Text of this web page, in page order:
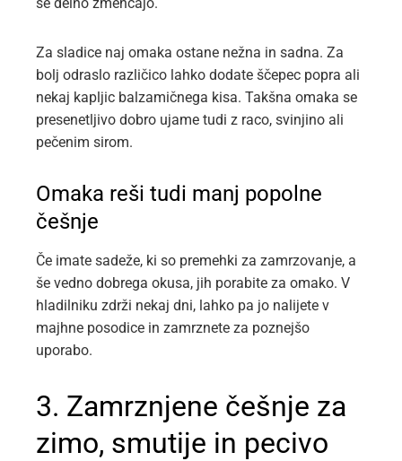
Za sladice naj omaka ostane nežna in sadna. Za
bolj odraslo različico lahko dodate ščepec popra ali
nekaj kapljic balzamičnega kisa. Takšna omaka se
presenetljivo dobro ujame tudi z raco, svinjino ali
pečenim sirom.
Omaka reši tudi manj popolne
češnje
Če imate sadeže, ki so premehki za zamrzovanje, a
še vedno dobrega okusa, jih porabite za omako. V
hladilniku zdrži nekaj dni, lahko pa jo nalijete v
majhne posodice in zamrznete za poznejšo
uporabo.
3. Zamrznjene češnje za
zimo, smutije in pecivo